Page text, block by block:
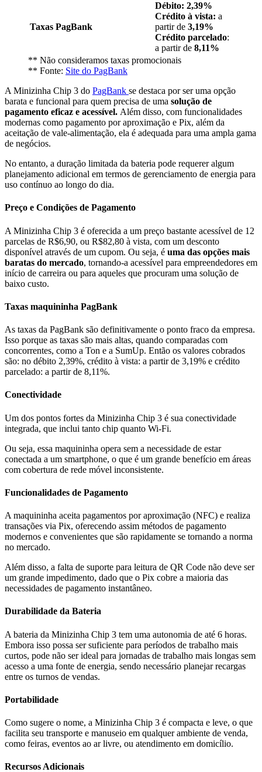
Taxas PagBank
Débito: 2,39%
Crédito à vista: a
partir de 3,19%
Crédito parcelado:
a partir de 8,11%
** Não consideramos taxas promocionais
** Fonte: Site do PagBank
A Minizinha Chip 3 do PagBank se destaca por ser uma opção
barata e funcional para quem precisa de uma solução de
pagamento eficaz e acessível. Além disso, com funcionalidades
modernas como pagamento por aproximação e Pix, além da
aceitação de vale-alimentação, ela é adequada para uma ampla gama
de negócios.
No entanto, a duração limitada da bateria pode requerer algum
planejamento adicional em termos de gerenciamento de energia para
uso contínuo ao longo do dia.
Preço e Condições de Pagamento
A Minizinha Chip 3 é oferecida a um preço bastante acessível de 12
parcelas de R$6,90, ou R$82,80 à vista, com um desconto
disponível através de um cupom. Ou seja, é uma das opções mais
baratas do mercado, tornando-a acessível para empreendedores em
início de carreira ou para aqueles que procuram uma solução de
baixo custo.
Taxas maquininha PagBank
As taxas da PagBank são definitivamente o ponto fraco da empresa.
Isso porque as taxas são mais altas, quando comparadas com
concorrentes, como a Ton e a SumUp. Então os valores cobrados
são: no débito 2,39%, crédito à vista: a partir de 3,19% e crédito
parcelado: a partir de 8,11%.
Conectividade
Um dos pontos fortes da Minizinha Chip 3 é sua conectividade
integrada, que inclui tanto chip quanto Wi-Fi.
Ou seja, essa maquininha opera sem a necessidade de estar
conectada a um smartphone, o que é um grande benefício em áreas
com cobertura de rede móvel inconsistente.
Funcionalidades de Pagamento
A maquininha aceita pagamentos por aproximação (NFC) e realiza
transações via Pix, oferecendo assim métodos de pagamento
modernos e convenientes que são rapidamente se tornando a norma
no mercado.
Além disso, a falta de suporte para leitura de QR Code não deve ser
um grande impedimento, dado que o Pix cobre a maioria das
necessidades de pagamento instantâneo.
Durabilidade da Bateria
A bateria da Minizinha Chip 3 tem uma autonomia de até 6 horas.
Embora isso possa ser suficiente para períodos de trabalho mais
curtos, pode não ser ideal para jornadas de trabalho mais longas sem
acesso a uma fonte de energia, sendo necessário planejar recargas
entre os turnos de vendas.
Portabilidade
Como sugere o nome, a Minizinha Chip 3 é compacta e leve, o que
facilita seu transporte e manuseio em qualquer ambiente de venda,
como feiras, eventos ao ar livre, ou atendimento em domicílio.
Recursos Adicionais